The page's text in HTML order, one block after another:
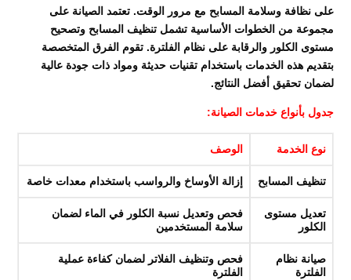
على نظافة وسلامة المسابح مع مرور الوقت. تعتمد الصيانة على
مجموعة من الخطوات الأساسية تشمل تنظيف المسابح وتصحيح
مستوى الكلور والرقابة على نظام الفلترة. تقوم الفرق المتخصصة
بتقديم هذه الخدمات باستخدام تقنيات حديثة ومواد ذات جودة عالية
لضمان تحقيق أفضل النتائج.
جدول بأنواع خدمات الصيانة:
نوع الخدمة الوصف
تنظيف المسابح إزالة الأوساخ والرواسب باستخدام معدات خاصة
تعديل مستوى
الكلور
فحص وتعديل نسبة الكلور في الماء لضمان
سلامة المستخدمين
صيانة نظام
الفلترة
فحص وتنظيف الفلاتر لضمان كفاءة عملية
الفلترة